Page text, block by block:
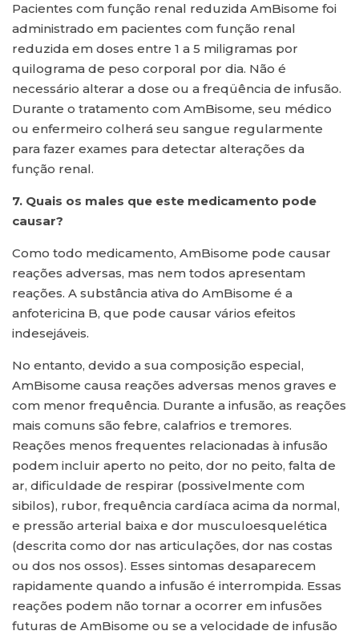
Pacientes com função renal reduzida AmBisome foi
administrado em pacientes com função renal
reduzida em doses entre 1 a 5 miligramas por
quilograma de peso corporal por dia. Não é
necessário alterar a dose ou a freqüência de infusão.
Durante o tratamento com AmBisome, seu médico
ou enfermeiro colherá seu sangue regularmente
para fazer exames para detectar alterações da
função renal.
7. Quais os males que este medicamento pode
causar?
Como todo medicamento, AmBisome pode causar
reações adversas, mas nem todos apresentam
reações. A substância ativa do AmBisome é a
anfotericina B, que pode causar vários efeitos
indesejáveis.
No entanto, devido a sua composição especial,
AmBisome causa reações adversas menos graves e
com menor frequência. Durante a infusão, as reações
mais comuns são febre, calafrios e tremores.
Reações menos frequentes relacionadas à infusão
podem incluir aperto no peito, dor no peito, falta de
ar, dificuldade de respirar (possivelmente com
sibilos), rubor, frequência cardíaca acima da normal,
e pressão arterial baixa e dor musculoesquelética
(descrita como dor nas articulações, dor nas costas
ou dos nos ossos). Esses sintomas desaparecem
rapidamente quando a infusão é interrompida. Essas
reações podem não tornar a ocorrer em infusões
futuras de AmBisome ou se a velocidade de infusão